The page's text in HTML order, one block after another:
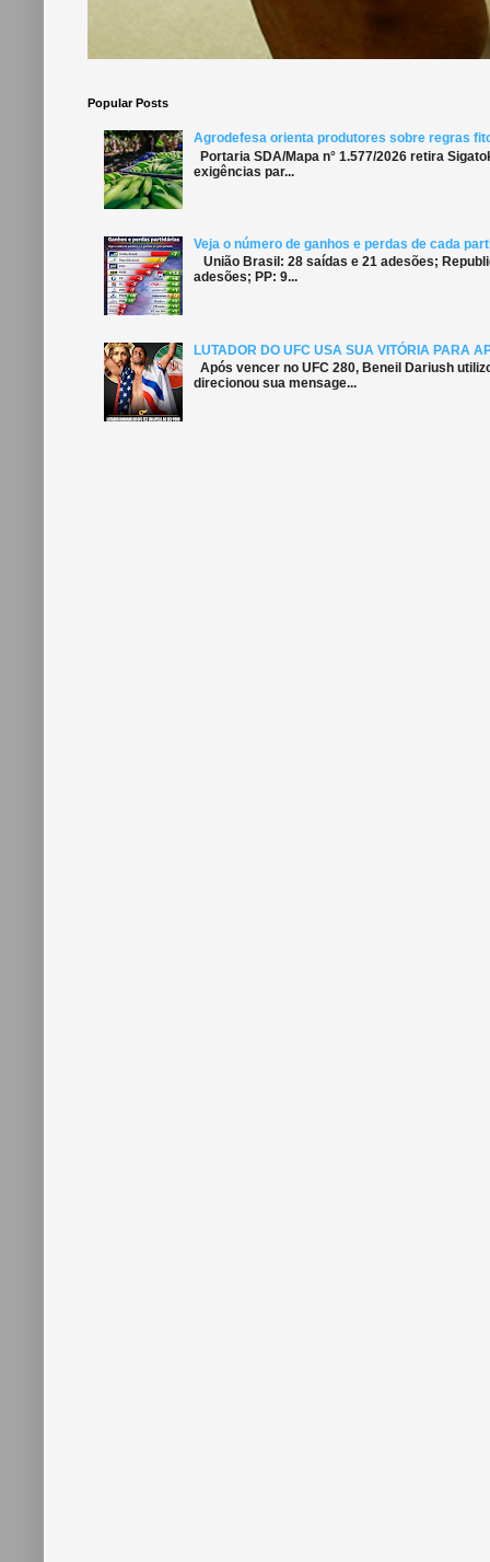
Popular Posts
Agrodefesa orienta produtores sobre regras
Portaria SDA/Mapa n° 1.577/2026 retira
exigências par...
Veja o número de ganhos e perdas de cada
União Brasil: 28 saídas e 21 adesões;
adesões; PP: 9...
LUTADOR DO UFC USA SUA VITÓRIA PARA
Após vencer no UFC 280, Beneil Dariush
direcionou sua mensage...